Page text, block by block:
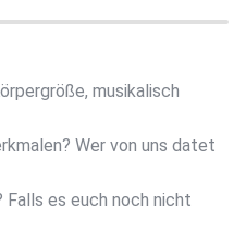
musikalisch
Wer von uns datet
Falls es euch noch nicht